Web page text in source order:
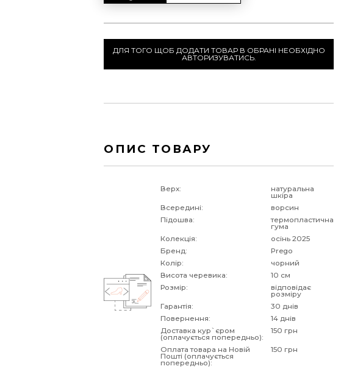
ДЛЯ ТОГО ЩОБ ДОДАТИ ТОВАР В ОБРАНІ НЕОБХІДНО
АВТОРИЗУВАТИСЬ.
ОПИС ТОВАРУ
Верх: натуральна
шкіра
Всередині:
ворсин
Підошва:
термопластична
гума
Колекція:
осінь 2025
Бренд:
Prego
Колір:
чорний
Висота черевика:
10 см
Розмір:
відповідає
розміру
Гарантія:
30 днів
Повернення:
14 днів
Доставка кур`єром
(оплачується попередньо):
150 грн
Оплата товара на Новій
Пошті (оплачується
попередньо):
150 грн